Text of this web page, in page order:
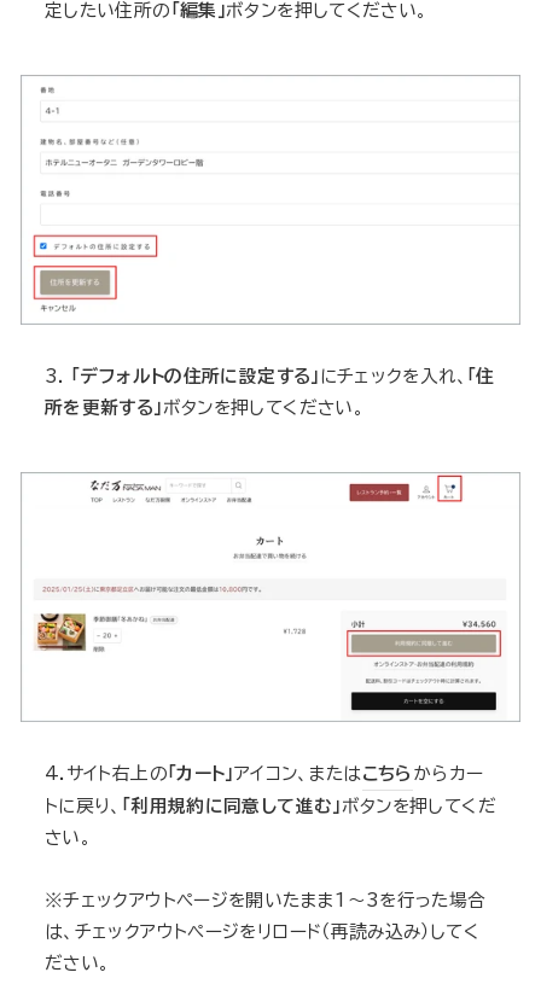
定したい住所の 「編集」ボタンを押してください。
3. 「デフォルトの住所に設定する」 にチェックを入れ、 「住
所を更新する」ボタンを押してください。
4.サイト右上の「カート」アイコン、または こちら からカー
トに戻り、 「利用規約に同意して進む」ボタンを押してくだ
さい。
※チェックアウトページを開いたまま1〜3を行った場合
は、チェックアウトページをリロード（再読み込み）してく
ださい。